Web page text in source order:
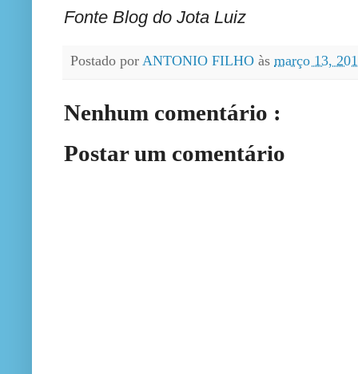
Fonte Blog do Jota Luiz
Postado por ANTONIO FILHO às março 13,
Nenhum comentário :
Postar um comentário